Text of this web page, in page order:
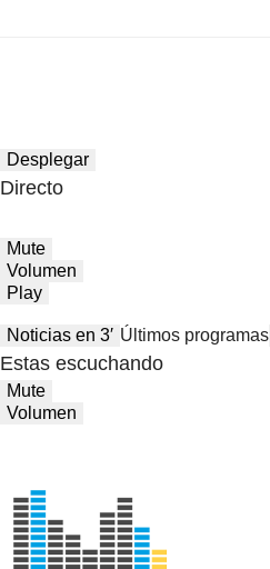
Desplegar
Directo
Mute
Volumen
Play
Noticias en 3′ Últimos programas
Estas escuchando
Mute
Volumen